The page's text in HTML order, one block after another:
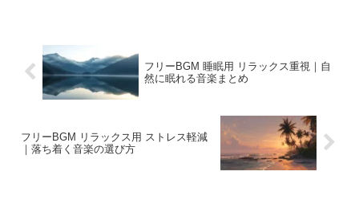
フリーBGM 睡眠用 リラックス重視｜自
然に眠れる音楽まとめ
フリーBGM リラックス用 ストレス軽減
｜落ち着く音楽の選び方